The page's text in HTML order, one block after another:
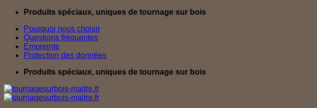
Passer
contenu
Produits spéciaux, uniques de tournage sur bois
Pourquoi nous choisir
Questions fréquentes
Empreinte
Protection des données
Produits spéciaux, uniques de tournage sur bois